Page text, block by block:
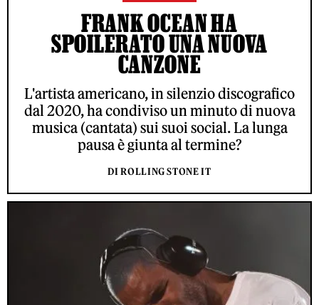
FRANK OCEAN HA
SPOILERATO UNA NUOVA
CANZONE
L'artista americano, in silenzio discografico
dal 2020, ha condiviso un minuto di nuova
musica (cantata) sui suoi social. La lunga
pausa è giunta al termine?
DI ROLLING STONE IT